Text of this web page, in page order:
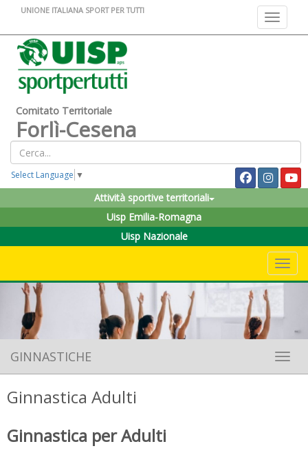
Toggle
UNIONE ITALIANA SPORT PER TUTTI
Comitato Territoriale
Forlì-Cesena
Select Language ▼
Attività sportive territoriali
Uisp Emilia-Romagna
Uisp Nazionale
GINNASTICHE
Ginnastica Adulti
Ginnastica per Adulti